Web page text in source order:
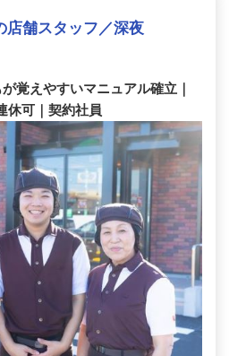
店舗スタッフ／深夜
覚えやすいマニュアル確立｜
休可｜契約社員